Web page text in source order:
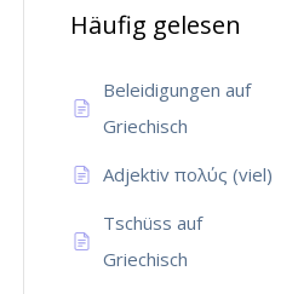
Häufig gelesen
Beleidigungen auf
Griechisch
Adjektiv πολύς (viel)
Tschüss auf
Griechisch